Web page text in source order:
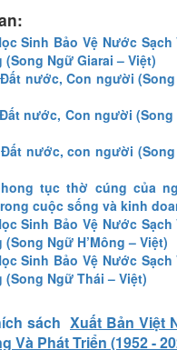
Sinh Bảo Vệ Nước Sạch
(Song Ngữ Giarai – Việt)
Đất nước, Con người
nước, Con người
Đất nước, con người
tục thờ cúng của
cuộc sống và kinh
Sinh Bảo Vệ Nước Sạch
Ngữ H’Mông – Việt)
Sinh Bảo Vệ Nước Sạch
(Song Ngữ Thái – Việt)
sách Xuất Bản Việt
Và Phát Triển (1952 -